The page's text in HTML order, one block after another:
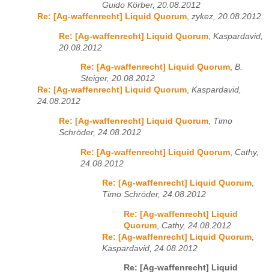
Guido Körber, 20.08.2012
Re: [Ag-waffenrecht] Liquid Quorum, zykez, 20.08.2012
Re: [Ag-waffenrecht] Liquid Quorum Kaspardavid,
20.08.2012
Re: [Ag-waffenrecht] Liquid Quorum, B.
Steiger, 20.08.2012
Re: [Ag-waffenrecht] Liquid Quorum, Kaspardavid,
24.08.2012
Re: [Ag-waffenrecht] Liquid Quorum Timo
Schröder, 24.08.2012
Re: [Ag-waffenrecht] Liquid Quorum Cathy,
24.08.2012
Re: [Ag-waffenrecht] Liquid Quorum,
Timo Schröder, 24.08.2012
Re: [Ag-waffenrecht] Liquid
Quorum Cathy, 24.08.2012
Re: [Ag-waffenrecht] Liquid Quorum
Kaspardavid, 24.08.2012
Re: [Ag-waffenrecht] Liquid